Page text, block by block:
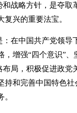
战略方针，是夺
兴的重要法宝。
在中国共产党领导
增强“四个意识”
局，积极促进政
和完善中国特色